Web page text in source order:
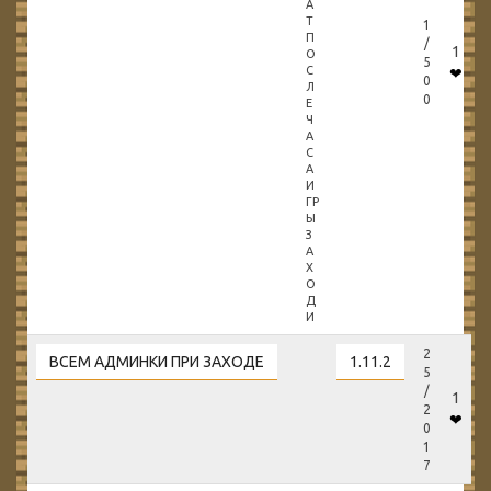
А
Т
П
О
С
Л
Е
Ч
А
С
А
И
ГР
Ы
З
А
Х
О
Д
И
1
/
5
0
0
1
❤
ВСЕМ АДМИНКИ ПРИ ЗАХОДЕ 1.11.2
2
5
/
2
0
1
7
1
❤